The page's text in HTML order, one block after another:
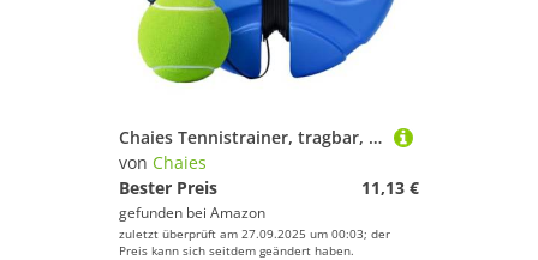
Chaies Tennistrainer, tragbar, Tennisball, Trainingsgerät für Tennis, tragbar, mit integriertem Speicher, Trainingsgerät
von Chaies
Bester Preis
11,13 €
gefunden bei Amazon
zuletzt überprüft am 27.09.2025 um 00:03; der
Preis kann sich seitdem geändert haben.